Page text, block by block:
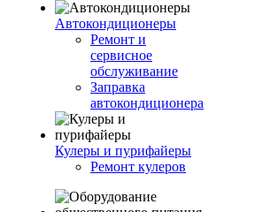
Автокондиционеры
Ремонт и
сервисное
обслуживание
Заправка
автокондиционера
Кулеры и пурифайеры
Ремонт кулеров